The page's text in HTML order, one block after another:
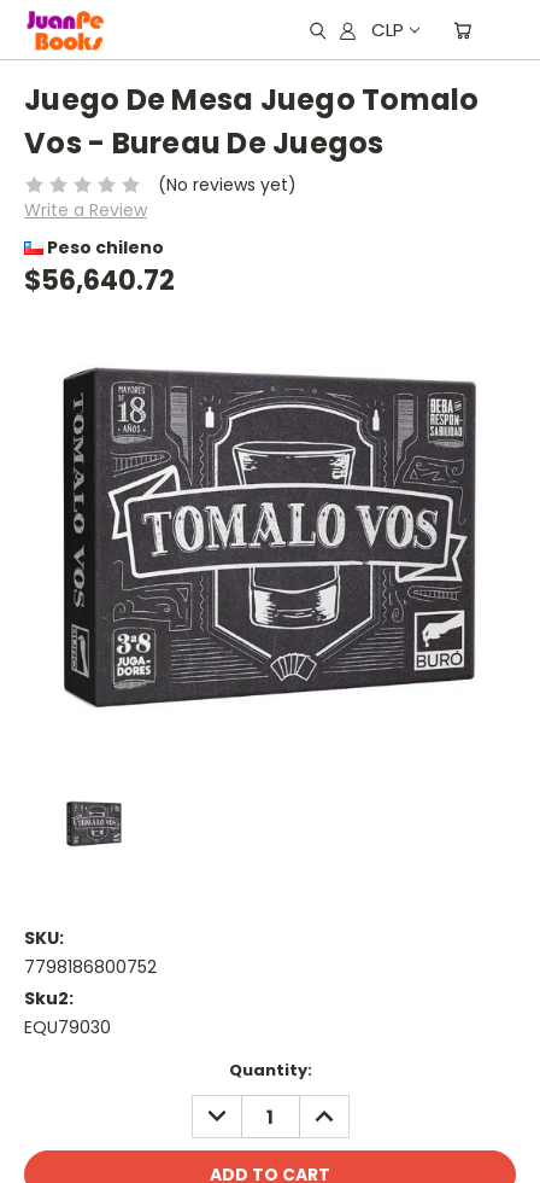
CLP
Juego De Mesa Juego Tomalo
Vos - Bureau De Juegos
(No reviews yet)
Write a Review
Peso chileno
$56,640.72
SKU:
7798186800752
Sku2:
EQU79030
Quantity:
DECREASE
QUANTITY:
INCREASE
QUANTITY: